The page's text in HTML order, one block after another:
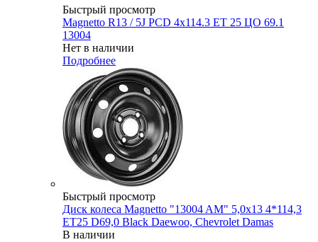
Быстрый просмотр
Magnetto R13 / 5J PCD 4x114.3 ЕТ 25 ЦО 69.1
13004
Нет в наличии
Подробнее
Быстрый просмотр
Диск колеса Magnetto "13004 AM" 5,0x13 4*114,3
ET25 D69,0 Black Daewoo, Chevrolet Damas
В наличии